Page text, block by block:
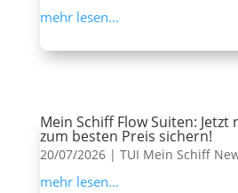
mehr lesen...
Mein Schiff Flow Suiten: Jetzt
zum besten Preis sichern!
20/07/2026| TUI Mein Schiff
mehr lesen...